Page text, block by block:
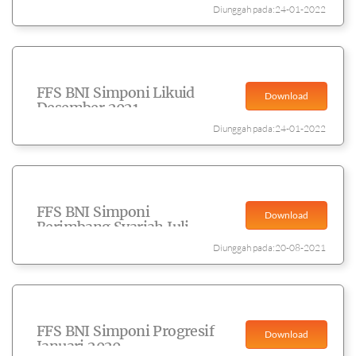
Diunggah pada:24-01-2022
FFS BNI Simponi Likuid
Desember 2021
Download
Diunggah pada:24-01-2022
FFS BNI Simponi
Berimbang Syariah Juli
Download
Diunggah pada:20-08-2021
FFS BNI Simponi Progresif
Januari 2020
Download